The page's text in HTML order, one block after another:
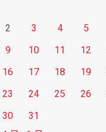
2
3 4 5
9
10 11 12
16
17 18 19
23
24 25 26
30
31